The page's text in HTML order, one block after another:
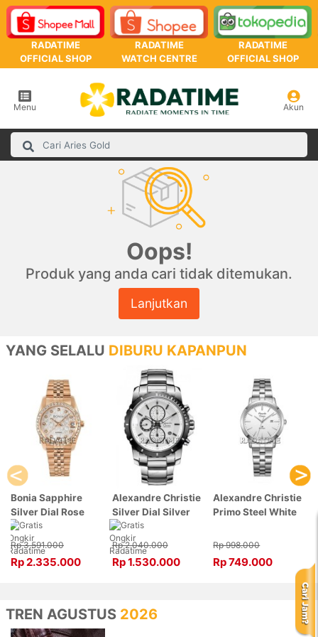
RADATIME
OFFICIAL SHOP
RADATIME
WATCH CENTRE
RADATIME
OFFICIAL SHOP
Menu Akun
Oops!
Produk yang anda cari tidak ditemukan.
Lanjutkan
YANG SELALU DIBURU KAPANPUN
Bonia Sapphire
Silver Dial Rose
Gold Stainless
Steel, Case Rose
Gold BNB10550-
3516S
Rp 3.591.000
Rp 2.335.000
Alexandre Christie
Silver Dial Silver
Stainless Steel,
Case Silver
6141MCBTBSL
Rp 2.040.000
Rp 1.530.000
Alexandre Christie
Primo Steel White
Stainless Steel,
1007LDBSSSL
Rp 998.000
Rp 749.000
TREN AGUSTUS 2026